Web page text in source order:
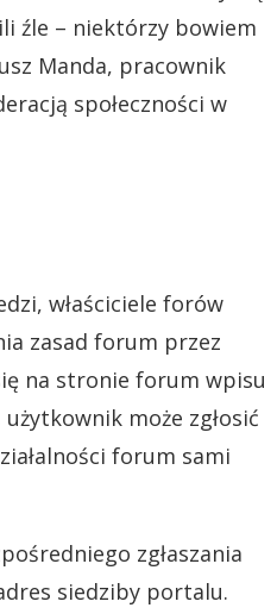
źle – niektórzy bowiem
Manda, pracownik
społeczności w
właściciele forów
zasad forum przez
na stronie forum wpisu
może zgłosić
forum sami
zgłaszania
siedziby portalu.